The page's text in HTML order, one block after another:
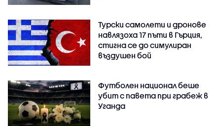
Турски самолети и дронове
навлязоха 17 пъти в Гърция,
стигна се до симулиран
въздушен бой
Футболен национал беше
убит с павета при грабеж в
Уганда